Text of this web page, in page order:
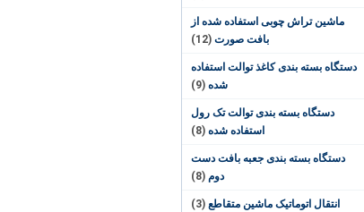
ماشین تراش چوبی استفاده شده از
بافت صورت (12)
دستگاه بسته بندی کاغذ توالت استفاده
شده (9)
دستگاه بسته بندی توالت تک رول
استفاده شده (8)
دستگاه بسته بندی جعبه بافت دست
دوم (8)
انتقال اتوماتیک ماشین متقاطع (3)